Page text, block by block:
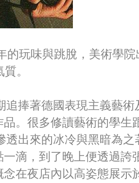
的玩味與跳脫，美術學院
。
追捧著德國表現主義藝術
。很多修讀藝術的學生
透出來的冰冷與黑暗為之
滴，到了晚上便透過誇
在夜店內以高姿態展示